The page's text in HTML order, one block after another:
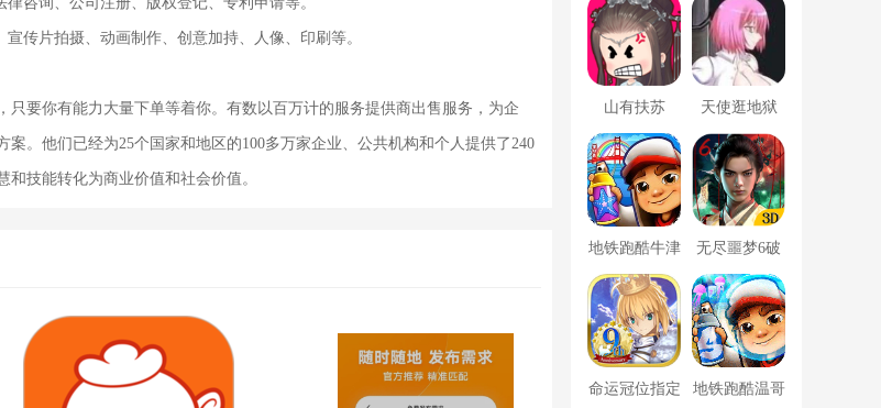
传片拍摄、动画制作、创意加持、人像、印刷等。
只要你有能力大量下单等着你。有数以百万计的服务提供商出售服务，为企
案。他们已经为25个国家和地区的100多万家企业、公共机构和个人提供了240
技能转化为商业价值和社会价值。
山有扶苏 天使逛地狱
地铁跑酷牛津
版内置菜单
无尽噩梦6破
解版内置菜单
MOD修改器
命运冠位指定 地铁跑酷温哥